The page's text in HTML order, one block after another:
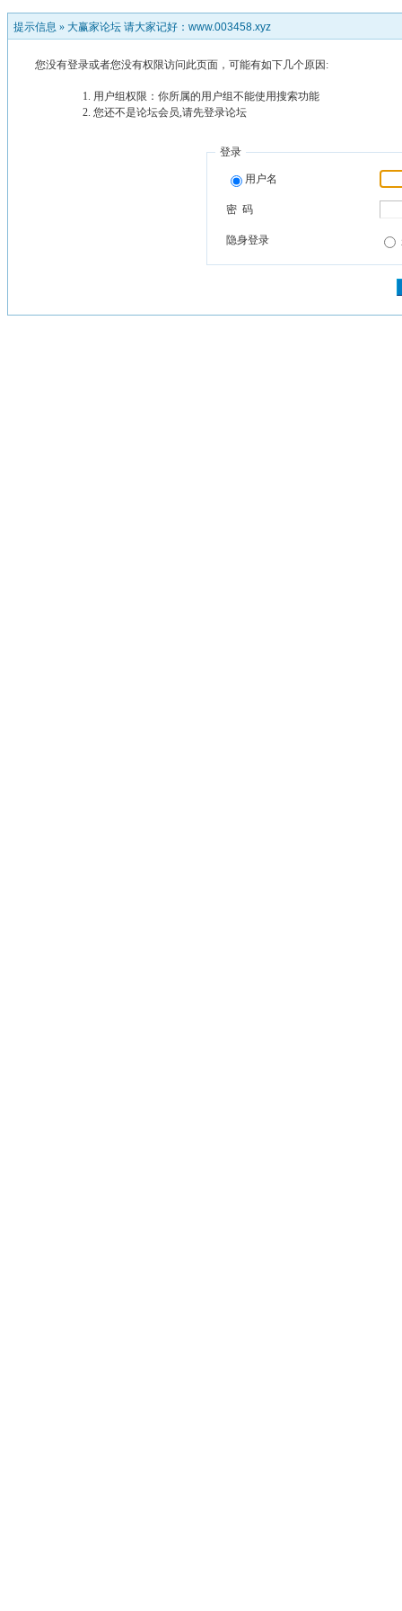
提示信息 » 大赢家论坛 请大家记好：www.003458.xyz
您没有登录或者您没有权限访问此页面，可能有如下几个原因:
用户组权限：你所属的用户组不能使用搜索功能
您还不是论坛会员,请先登录论坛
登录
用户名
密 码
隐身登录